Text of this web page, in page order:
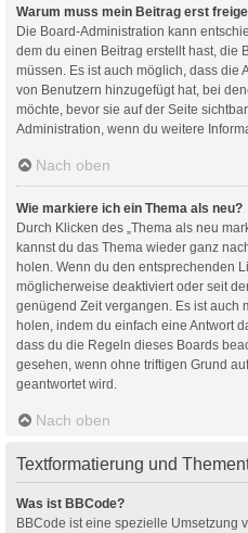
Warum muss mein Beitrag erst
Die Board-Administration kann
dem du einen Beitrag erstellt hast, die
müssen. Es ist auch möglich, dass die
von Benutzern hinzugefügt hat, bei
möchte, bevor sie auf der Seite
Administration, wenn du weitere
Nach oben
Wie markiere ich ein Thema als neu?
Durch Klicken des „Thema als neu
kannst du das Thema wieder ganz
holen. Wenn du den entsprechenden
möglicherweise deaktiviert oder seit
genügend Zeit vergangen. Es ist auch
holen, indem du einfach eine Antwort
dass du die Regeln dieses Boards
gesehen, wenn ohne triftigen Grund
geantwortet wird.
Nach oben
Textformatierung und
Was ist BBCode?
BBCode ist eine spezielle Umsetzung